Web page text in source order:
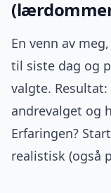
En venn av
til siste dag og
valgte.
andrevalget og
Erfaringen?
realistisk (også